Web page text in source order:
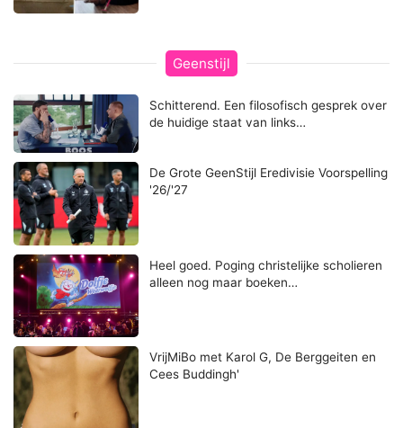
Geenstijl
Schitterend. Een filosofisch gesprek over
de huidige staat van links…
De Grote GeenStijl Eredivisie Voorspelling
'26/'27
Heel goed. Poging christelijke scholieren
alleen nog maar boeken…
VrijMiBo met Karol G, De Berggeiten en
Cees Buddingh'